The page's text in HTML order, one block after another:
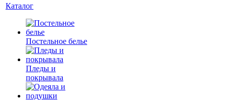
Каталог
Постельное белье
Пледы и
покрывала